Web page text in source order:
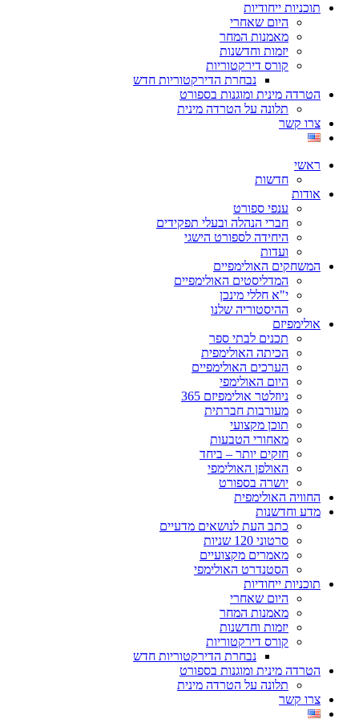
תוכניות ייחודיות
היום שאחרי
מאמנות המחר
יזמות וחדשנות
קורס דירקטוריות
נבחרת הדירקטוריות חדש
הטרדה מינית ומוגנות בספורט
תלונה על הטרדה מינית
צרו קשר
ראשי
חדשות
אודות
ענפי ספורט
חברי הנהלה ובעלי תפקידים
היחידה לספורט הישגי
ועדות
המשחקים האולימפיים
המדליסטים האולימפיים
י"א חללי מינכן
ההיסטוריה שלנו
אולימפיזם
תכנים לבתי ספר
הכיתה האולימפית
הערכים האולימפיים
היום האולימפי
ניוזלטר אולימפיזם 365
מעורבות חברתית
תוכן מקצועי
מאחורי הטבעות
חזקים יותר – ביחד
האולפן האולימפי
יושרה בספורט
החוויה האולימפית
מדע וחדשנות
כתב העת לנושאים מדעיים
סרטוני 120 שניות
מאמרים מקצועיים
הסטנדרט האולימפי
תוכניות ייחודיות
היום שאחרי
מאמנות המחר
יזמות וחדשנות
קורס דירקטוריות
נבחרת הדירקטוריות חדש
הטרדה מינית ומוגנות בספורט
תלונה על הטרדה מינית
צרו קשר